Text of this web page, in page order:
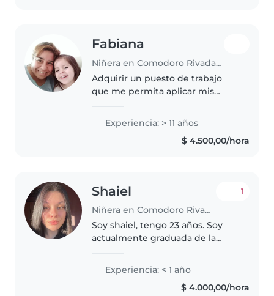
Fabiana
Niñera en Comodoro Rivadavia
Adquirir un puesto de trabajo
que me permita aplicar mis
mis tareas. Así también me
brinde herramientas para el
Experiencia: > 11 años
$ 4.500,00/hora
Shaiel
Niñera en Comodoro Rivadavia
1
Soy shaiel, tengo 23 años. Soy
actualmente graduada de la
primer trabajo, debido a que
debo pagar la universidad para
seguir estudiando. Quiero probar
Experiencia: < 1 año
$ 4.000,00/hora